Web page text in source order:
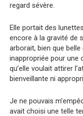
regard sévère.
Elle portait des
encore à la gravité de
arborait, bien que
inappropriée pour une
qu’elle voulait attirer
bienveillante ni
Je ne pouvais
avait choisi une telle